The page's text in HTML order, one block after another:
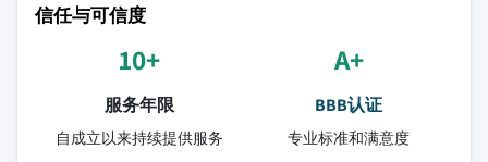
信任与可信度
10+
服务年限
自成立以来持续提供服务
A+
BBB认证
专业标准和满意度